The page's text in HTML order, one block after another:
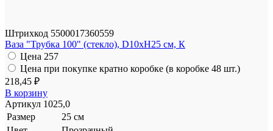
Штрихкод 5500017360559
Ваза "Трубка 100" (стекло), D10xH25 см, К
Цена 257
Цена при покупке кратно коробке (в коробке 48 шт.)
218,45 ₽
В корзину
Артикул 1025,0
Размер
25 см